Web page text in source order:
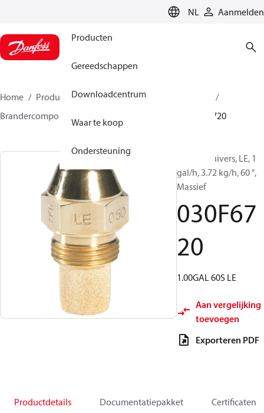
NL Aanmelden
Producten
Gereedschappen
Downloadcentrum
Waar te koop
Ondersteuning
Home Producten
Climate Solutions voor heating
Brandercomponenten
030F6720
Olieverstuivers, LE, 1
gal/h, 3.72 kg/h, 60 °,
Massief
030F67
20
1.00GAL 60S LE
Aan vergelijking
toevoegen
Exporteren PDF
Productdetails Documentatiepakket Certificaten